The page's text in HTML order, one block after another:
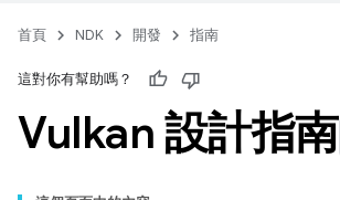
首頁 NDK 開發 指南
這對你有幫助嗎？
Vulkan 設計指南